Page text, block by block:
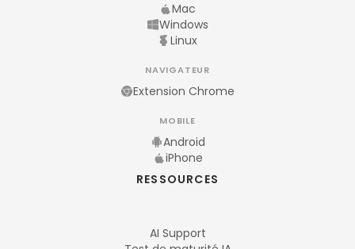
Mac
Windows
Linux
NAVIGATEUR
Extension Chrome
MOBILE
Android
iPhone
RESSOURCES
AI Support